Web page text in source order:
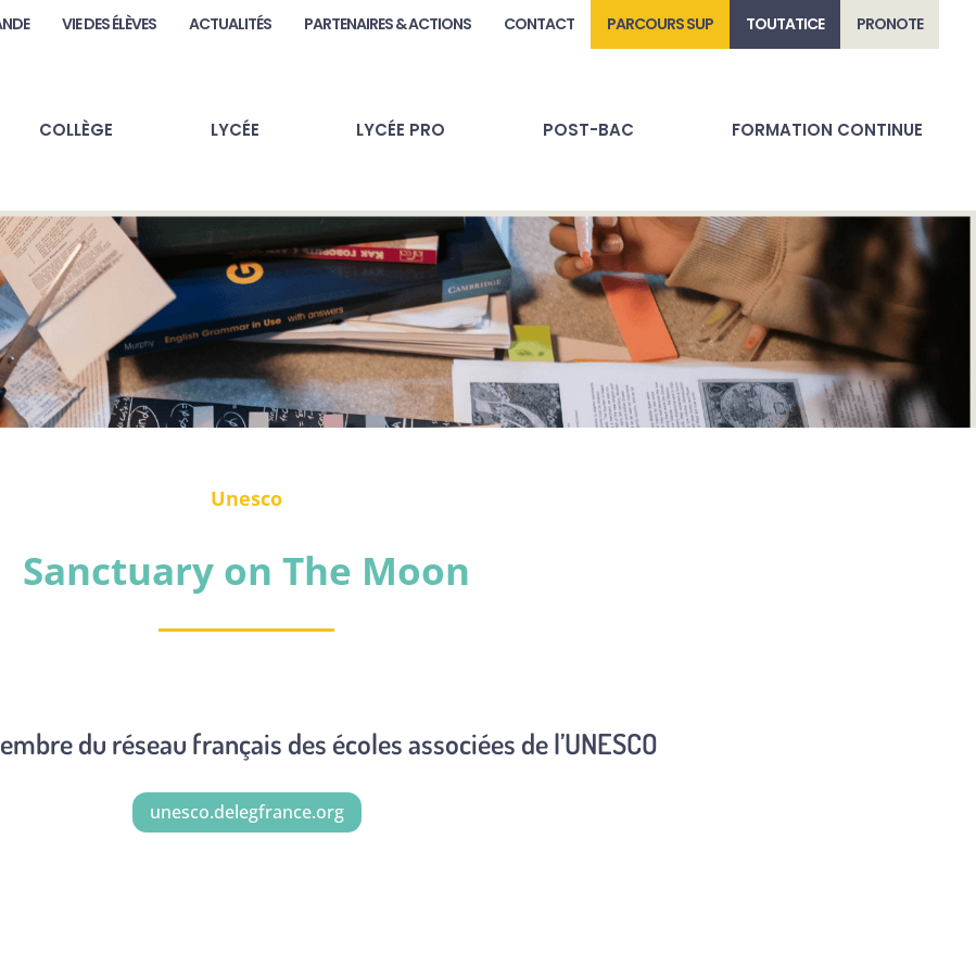
VIE DES ÉLÈVES ACTUALITÉS PARTENAIRES & ACTIONS CONTACT PARCOURS SUP TOUTATICE PRONOTE
COLLÈGE LYCÉE LYCÉE PRO POST-BAC FORMATION CONTINUE
Unesco
Sanctuary on The Moon
du réseau français des écoles associées de l’UNESCO
unesco.delegfrance.org